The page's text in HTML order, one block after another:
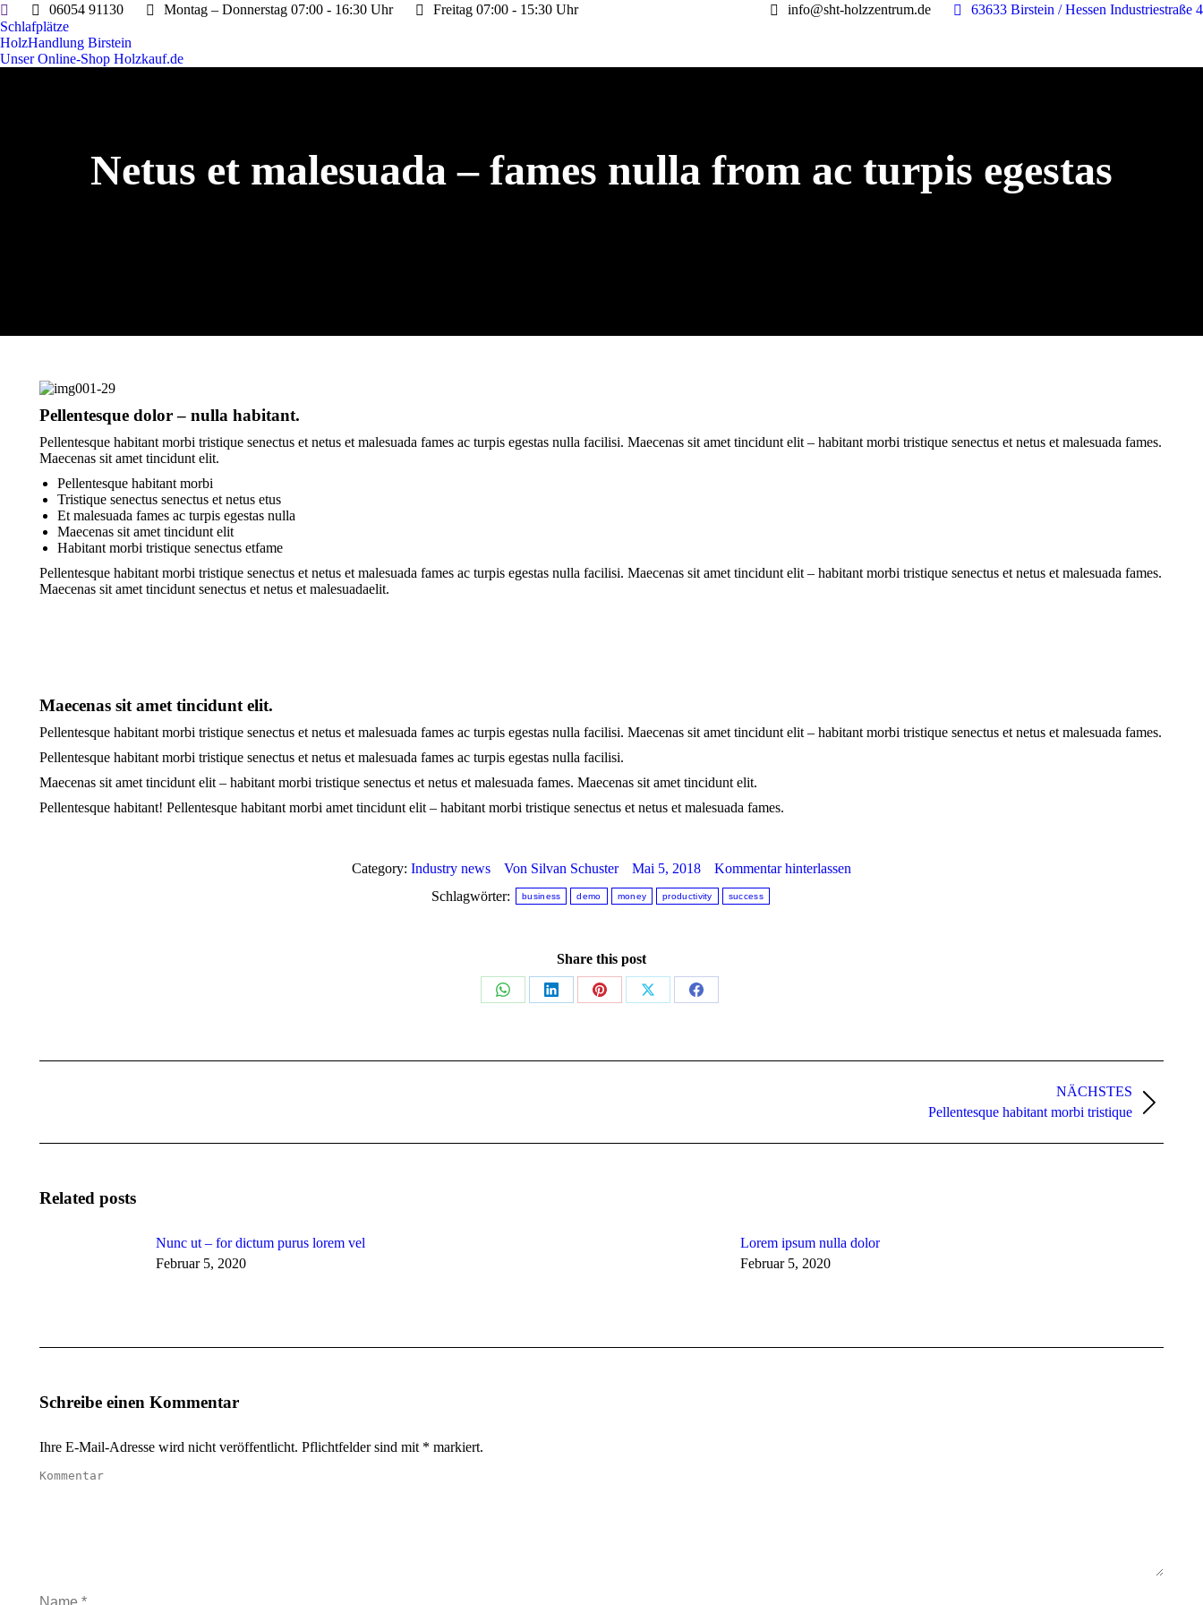
Search: 06054 91130 Montag – Donnerstag 07:00 - 16:30 Uhr Freitag 07:00 - 15:30 Uhr info@sht-holzzentrum.de
63633 Birstein / Hessen Industriestraße 4
Schlafplätze
HolzHandlung Birstein
Unser Online-Shop Holzkauf.de
Netus et malesuada – fames nulla from ac turpis egestas
Pellentesque dolor – nulla habitant.
Pellentesque habitant morbi tristique senectus et netus et malesuada fames ac turpis egestas nulla facilisi. Maecenas sit amet tincidunt elit – habitant morbi tristique senectus et netus et malesuada fames.
Maecenas sit amet tincidunt elit.
Pellentesque habitant morbi
Tristique senectus senectus et netus etus
Et malesuada fames ac turpis egestas nulla
Maecenas sit amet tincidunt elit
Habitant morbi tristique senectus etfame
Pellentesque habitant morbi tristique senectus et netus et malesuada fames ac turpis egestas nulla facilisi. Maecenas sit amet tincidunt elit – habitant morbi tristique senectus et netus et malesuada fames.
Maecenas sit amet tincidunt senectus et netus et malesuadaelit.
Maecenas sit amet tincidunt elit.
Pellentesque habitant morbi tristique senectus et netus et malesuada fames ac turpis egestas nulla facilisi. Maecenas sit amet tincidunt elit – habitant morbi tristique senectus et netus et malesuada fames.
Pellentesque habitant morbi tristique senectus et netus et malesuada fames ac turpis egestas nulla facilisi.
Maecenas sit amet tincidunt elit – habitant morbi tristique senectus et netus et malesuada fames. Maecenas sit amet tincidunt elit.
Pellentesque habitant! Pellentesque habitant morbi amet tincidunt elit – habitant morbi tristique senectus et netus et malesuada fames.
Category: Industry news Von Silvan Schuster Mai 5, 2018
Kommentar hinterlassen
Schlagwörter:
business demo money productivity success
Share this post
Share
Share
Share
Share
Share
NÄCHSTES
Pellentesque habitant morbi tristique
Related posts
Nunc ut – for dictum purus lorem vel
Februar 5, 2020
Lorem ipsum nulla dolor
Februar 5, 2020
Schreibe einen Kommentar
Ihre E-Mail-Adresse wird nicht veröffentlicht. Pflichtfelder sind mit * markiert.
Kommentar
Name *